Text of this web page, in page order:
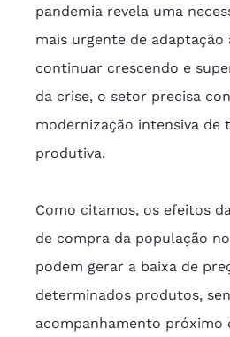
pandemia revela uma
mais urgente de adaptação
continuar crescendo e
da crise, o setor precisa
modernização intensiva de
produtiva.
Como citamos, os efeitos
de compra da população
podem gerar a baixa de
determinados produtos,
acompanhamento próximo